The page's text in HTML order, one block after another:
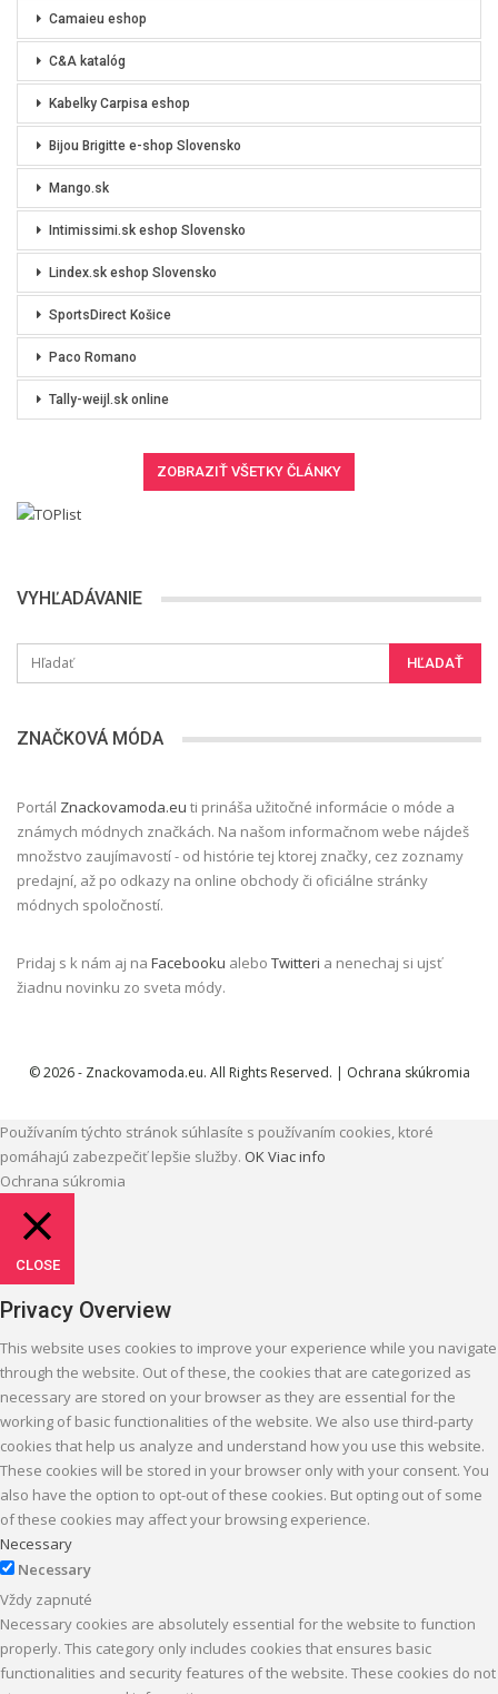
Camaieu eshop
C&A katalóg
Kabelky Carpisa eshop
Bijou Brigitte e-shop Slovensko
Mango.sk
Intimissimi.sk eshop Slovensko
Lindex.sk eshop Slovensko
SportsDirect Košice
Paco Romano
Tally-weijl.sk online
VYHĽADÁVANIE
ZNAČKOVÁ MÓDA
Portál Znackovamoda.eu ti prináša užitočné informácie o móde a
známych módnych značkách. Na našom informačnom webe nájdeš
množstvo zaujímavostí - od histórie tej ktorej značky, cez zoznamy
predajní, až po odkazy na online obchody či oficiálne stránky
módnych spoločností.
Pridaj s k nám aj na Facebooku alebo Twitteri a nenechaj si ujsť
žiadnu novinku zo sveta módy.
© 2026 - Znackovamoda.eu. All Rights Reserved. | Ochrana skúkromia
Používaním týchto stránok súhlasíte s používaním cookies, ktoré
pomáhajú zabezpečiť lepšie služby. OKViac info
Ochrana súkromia
CLOSE
Privacy Overview
This website uses cookies to improve your experience while you navigate
through the website. Out of these, the cookies that are categorized as
necessary are stored on your browser as they are essential for the
working of basic functionalities of the website. We also use third-party
cookies that help us analyze and understand how you use this website.
These cookies will be stored in your browser only with your consent. You
also have the option to opt-out of these cookies. But opting out of some
of these cookies may affect your browsing experience.
Necessary
Necessary
Vždy zapnuté
Necessary cookies are absolutely essential for the website to function
properly. This category only includes cookies that ensures basic
functionalities and security features of the website. These cookies do not